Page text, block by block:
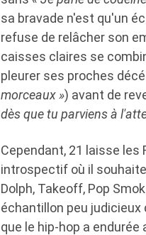
sa bravade n'est qu'un
refuse de relâcher son
caisses claires se
pleurer ses proches
morceaux ») avant de
dès que tu parviens à
Cependant, 21 laisse les
introspectif où il
Dolph, Takeoff, Pop
échantillon peu judicieux
que le hip-hop a